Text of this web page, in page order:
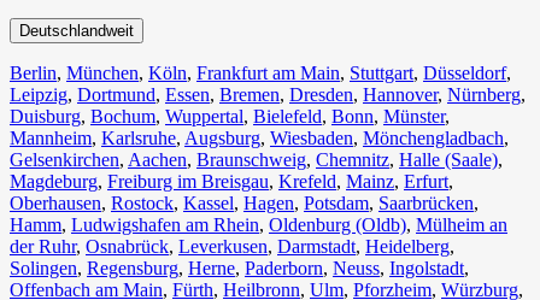
Deutschlandweit
Berlin⁠, München, Köln⁠, Frankfurt am Main, Stuttgart, Düsseldorf,
Leipzig, Dortmund, Essen, Bremen, Dresden, Hannover, Nürnberg,
Duisburg⁠, Bochum, Wuppertal⁠, Bielefeld⁠, Bonn⁠, Münster⁠,
Mannheim, Karlsruhe, Augsburg, Wiesbaden⁠, Mönchengladbach⁠,
Gelsenkirchen⁠, Aachen⁠, Braunschweig, Chemnitz⁠, Halle (Saale)⁠,
Magdeburg, Freiburg im Breisgau⁠, Krefeld⁠, Mainz⁠, Erfurt,
Oberhausen⁠, Rostock⁠, Kassel⁠, Hagen, Potsdam, Saarbrücken⁠,
Hamm, Ludwigshafen am Rhein⁠, Oldenburg (Oldb), Mülheim an
der Ruhr, Osnabrück⁠, Leverkusen, Darmstadt⁠, Heidelberg,
Solingen, Regensburg, Herne⁠, Paderborn, Neuss, Ingolstadt,
Offenbach am Main, Fürth⁠, Heilbronn, Ulm⁠, Pforzheim, Würzburg,